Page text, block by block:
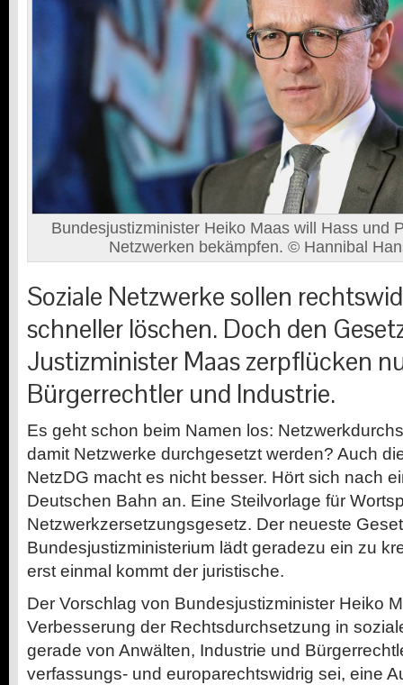
Bundesjustizminister Heiko Maas will Hass und
Netzwerken bekämpfen. © Hannibal
Soziale Netzwerke sollen
schneller löschen. Doch den
Justizminister Maas zerpflücken
Bürgerrechtler und Industrie.
Es geht schon beim Namen los:
damit Netzwerke durchgesetzt werden? Auch
NetzDG macht es nicht besser. Hört sich nach
Deutschen Bahn an. Eine Steilvorlage für
Netzwerkzersetzungsgesetz. Der neueste
Bundesjustizministerium lädt geradezu ein zu
erst einmal kommt der juristische.
Der Vorschlag von Bundesjustizminister Heiko
Verbesserung der Rechtsdurchsetzung in
gerade von Anwälten, Industrie und
verfassungs- und europarechtswidrig sei, eine